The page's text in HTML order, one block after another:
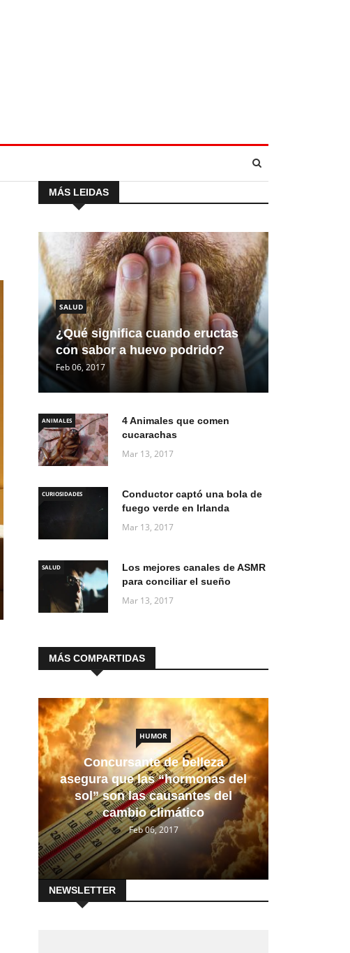
MÁS LEIDAS
SALUD
¿Qué significa cuando eructas
con sabor a huevo podrido?
Feb 06, 2017
ANIMALES
4 Animales que comen
cucarachas
Mar 13, 2017
CURIOSIDADES
Conductor captó una bola de
fuego verde en Irlanda
Mar 13, 2017
SALUD
Los mejores canales de ASMR
para conciliar el sueño
Mar 13, 2017
MÁS COMPARTIDAS
HUMOR
Concursante de belleza
asegura que las “hormonas del
sol” son las causantes del
cambio climático
Feb 06, 2017
NEWSLETTER